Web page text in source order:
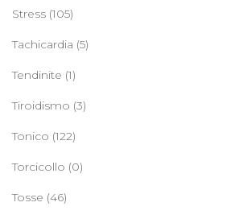
Stress (105)
Tachicardia (5)
Tendinite (1)
Tiroidismo (3)
Tonico (122)
Torcicollo (0)
Tosse (46)